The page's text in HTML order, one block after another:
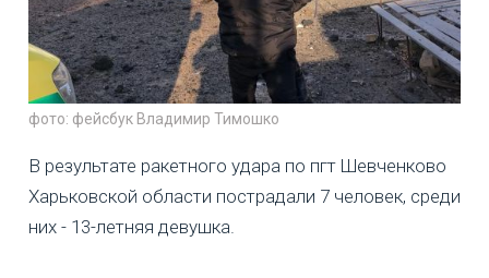
фото: фейсбук Владимир Тимошко
В результате ракетного удара по пгт Шевченково
Харьковской области пострадали 7 человек, среди
них - 13-летняя девушка.